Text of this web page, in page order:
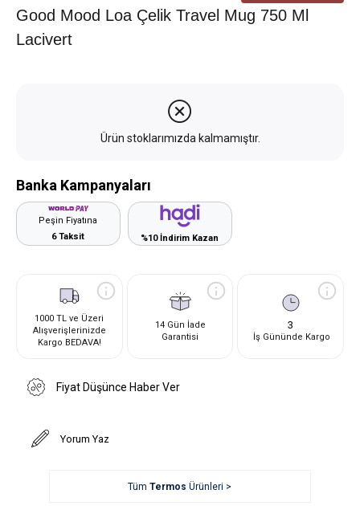
Good Mood Loa Çelik Travel Mug 750 Ml
Lacivert
Ürün stoklarımızda kalmamıştır.
Banka Kampanyaları
Peşin Fiyatına
6 Taksit
%10 İndirim Kazan
1000 TL ve Üzeri
Alışverişlerinizde
Kargo BEDAVA!
14 Gün İade
Garantisi
3
İş Gününde Kargo
Fiyat Düşünce Haber Ver
Yorum Yaz
TümTermos Ürünleri >